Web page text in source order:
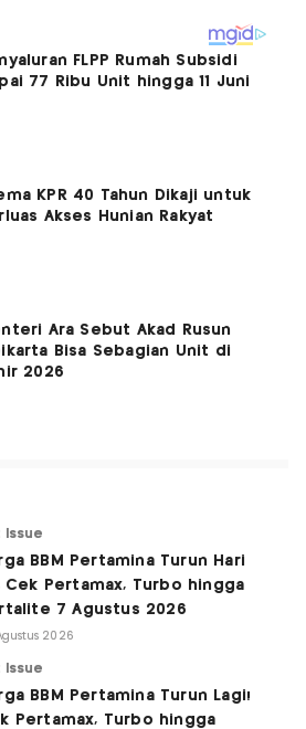
FLPP Rumah Subsidi
77 Ribu Unit hingga 11 Juni
KPR 40 Tahun Dikaji untuk
Akses Hunian Rakyat
Ara Sebut Akad Rusun
Bisa Sebagian Unit di
2026
Issue
BBM Pertamina Turun Hari
Cek Pertamax, Turbo hingga
7 Agustus 2026
2026
Issue
BBM Pertamina Turun Lagi!
Pertamax, Turbo hingga